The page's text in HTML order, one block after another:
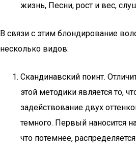
жизнь, Песни, рост и вес,
В связи с этим блондирование
несколько видов:
Скандинавский поинт.
этой методики является то,
задействование двух
темного. Первый наносится
что потемнее,